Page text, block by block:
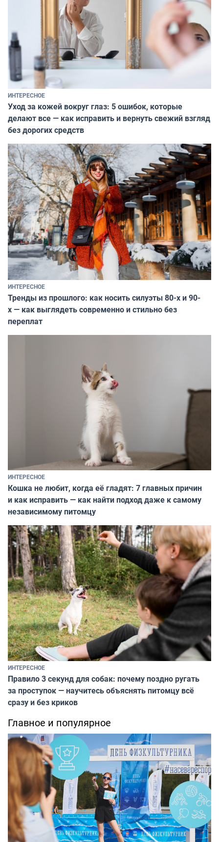
ИНТЕРЕСНОЕ
Уход за кожей вокруг глаз: 5 ошибок, которые
делают все — как исправить и вернуть свежий взгляд
без дорогих средств
ИНТЕРЕСНОЕ
Тренды из прошлого: как носить силуэты 80-х и 90-
х — как выглядеть современно и стильно без
переплат
ИНТЕРЕСНОЕ
Кошка не любит, когда её гладят: 7 главных причин
и как исправить — как найти подход даже к самому
независимому питомцу
ИНТЕРЕСНОЕ
Правило 3 секунд для собак: почему поздно ругать
за проступок — научитесь объяснять питомцу всё
сразу и без криков
Главное и популярное